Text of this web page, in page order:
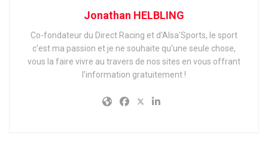
Jonathan HELBLING
Co-fondateur du Direct Racing et d'Alsa'Sports, le sport
c'est ma passion et je ne souhaite qu'une seule chose,
vous la faire vivre au travers de nos sites en vous offrant
l'information gratuitement !